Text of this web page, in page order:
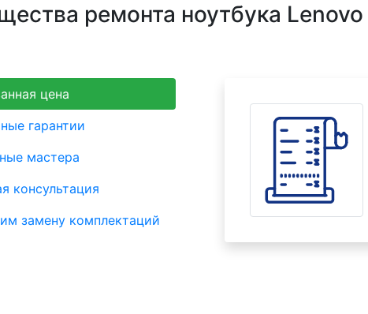
ремонта ноутбука
цена
гарантии
мастера
консультация
замену комплектаций